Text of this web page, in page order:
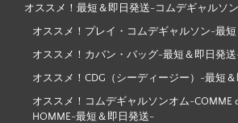
オススメ！最短＆即日発送-コムデギャルソン
オススメ！プレイ・コムデギャルソン-最
オススメ！カバン・バッグ-最短＆即日発
オススメ！CDG（シーディージー）-最短
オススメ！コムデギャルソンオム-COMME
HOMME-最短＆即日発送-